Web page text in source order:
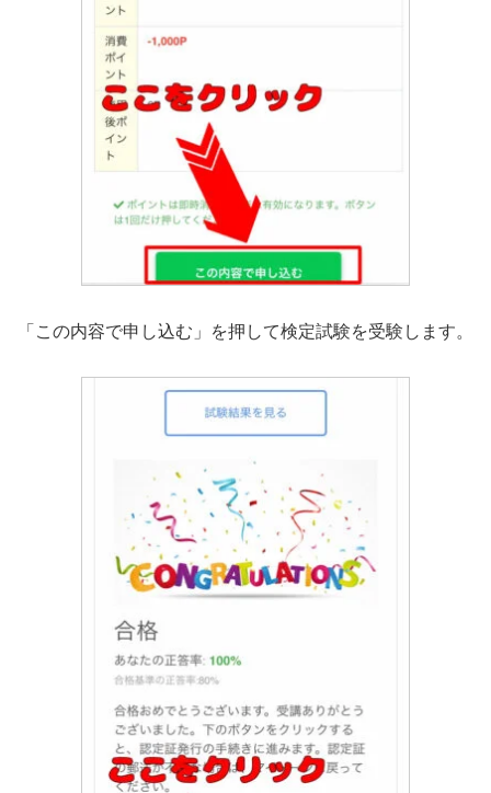
「この内容で申し込む」を押して検定試験を受験します。